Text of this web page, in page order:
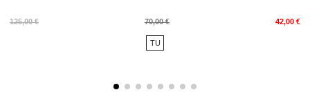
125,00 €
Prix
70,00 € 42,00 €
Prix
TU